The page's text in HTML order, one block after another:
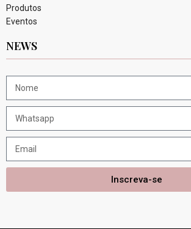
Produtos
Eventos
NEWS
Inscreva-se